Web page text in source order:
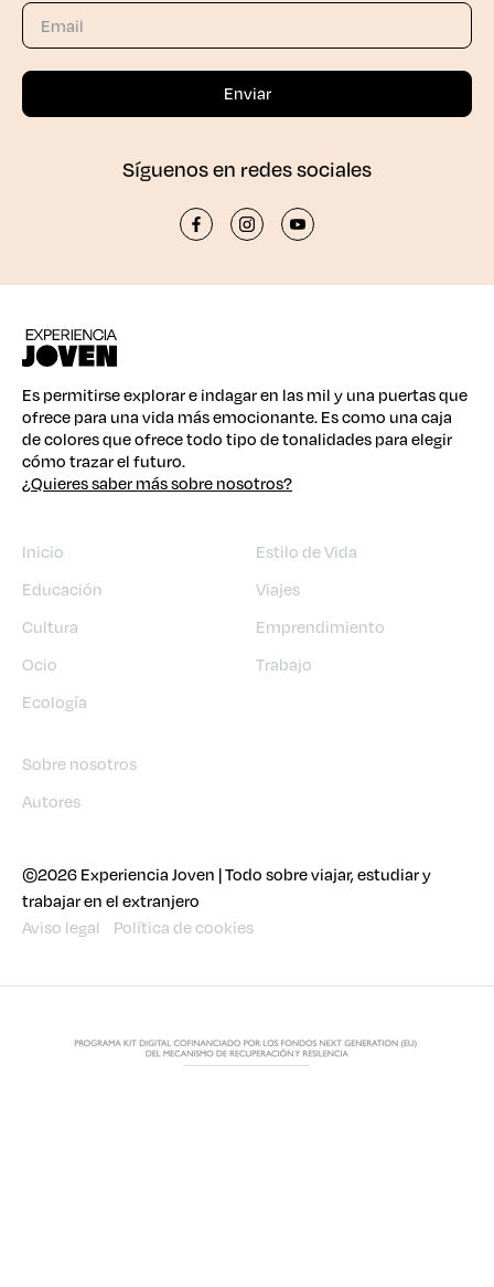
Síguenos en redes sociales
Es permitirse explorar e indagar en las mil y una puertas que
ofrece para una vida más emocionante. Es como una caja
de colores que ofrece todo tipo de tonalidades para elegir
cómo trazar el futuro.
¿Quieres saber más sobre nosotros?
Inicio
Educación
Cultura
Ocio
Ecología
Estilo de Vida
Viajes
Emprendimiento
Trabajo
Sobre nosotros
Autores
©2026 Experiencia Joven | Todo sobre viajar, estudiar y
trabajar en el extranjero
Aviso legal
Política de cookies